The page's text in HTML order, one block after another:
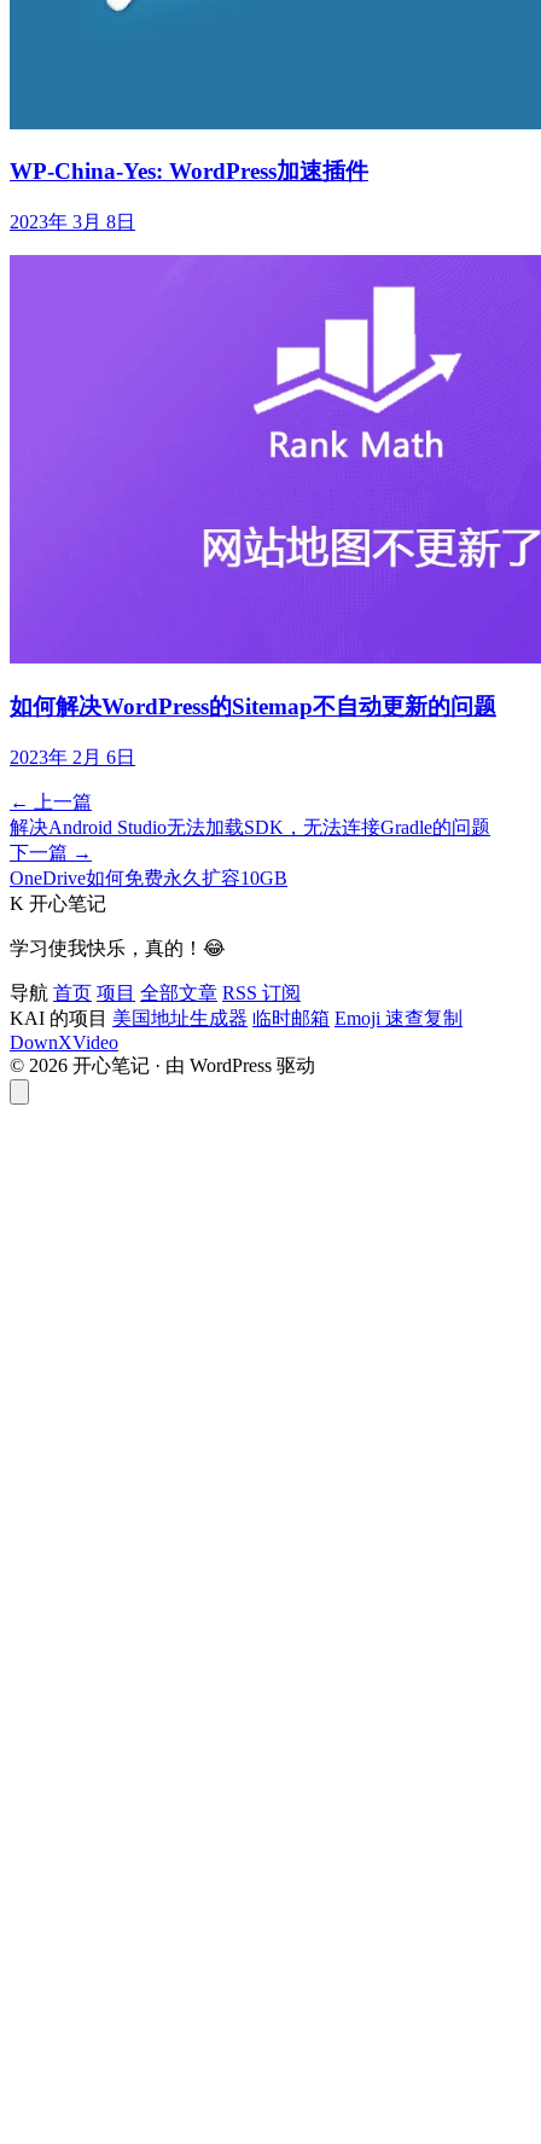
WP-China-Yes: WordPress加速插件
2023年 3月 8日
如何解决WordPress的Sitemap不自动更新的问题
2023年 2月 6日
← 上一篇
解决Android Studio无法加载SDK，无法连接Gradle的问题
下一篇 →
OneDrive如何免费永久扩容10GB
K 开心笔记
学习使我快乐，真的！😂
导航 首页 项目 全部文章 RSS 订阅
KAI 的项目 美国地址生成器 临时邮箱 Emoji 速查复制
DownXVideo
© 2026 开心笔记 · 由 WordPress 驱动